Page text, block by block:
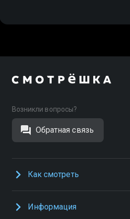
Возникли вопросы?
Обратная связь
Как смотреть
Информация